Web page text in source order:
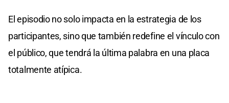
El episodio no solo impacta en la estrategia de los
participantes, sino que también redefine el vínculo con
el público, que tendrá la última palabra en una placa
totalmente atípica.